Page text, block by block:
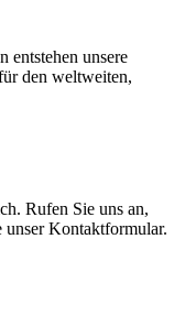
entstehen unsere
den weltweiten,
Rufen Sie uns an,
unser Kontaktformular.